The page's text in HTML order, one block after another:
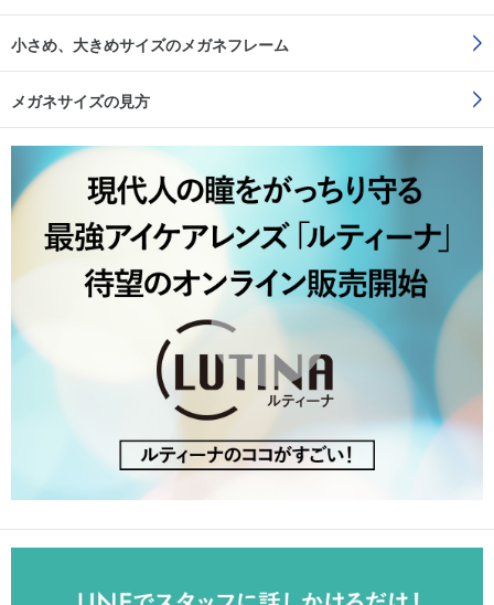
小さめ、大きめサイズのメガネフレーム
メガネサイズの見方